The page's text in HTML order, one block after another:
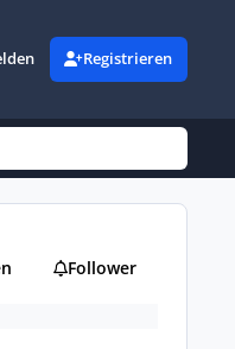
Registrieren
Follower